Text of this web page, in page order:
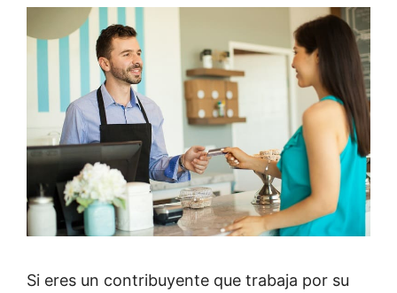
Si eres un contribuyente que trabaja por su